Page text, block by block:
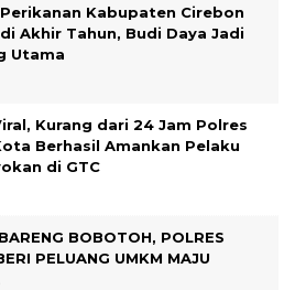
Kabupaten Cirebon
Akhir Tahun, Budi Daya Jadi
Utama
Kurang dari 24 Jam Polres
Berhasil Amankan Pelaku
di GTC
BOBOTOH, POLRES
PELUANG UMKM MAJU